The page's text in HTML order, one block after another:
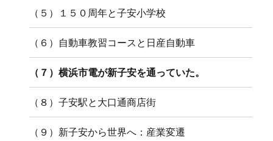
（５）１５０周年と子安小学校
（６）自動車教習コースと日産自動車
（７）横浜市電が新子安を通っていた。
（８）子安駅と大口通商店街
（９）新子安から世界へ：産業変遷